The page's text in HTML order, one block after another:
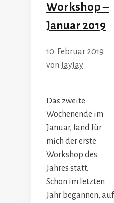
Workshop –
Januar 2019
10. Februar 2019
von JayJay
Das zweite
Wochenende im
Januar, fand für
mich der erste
Workshop des
Jahres statt.
Schon im letzten
Jahr begannen, auf